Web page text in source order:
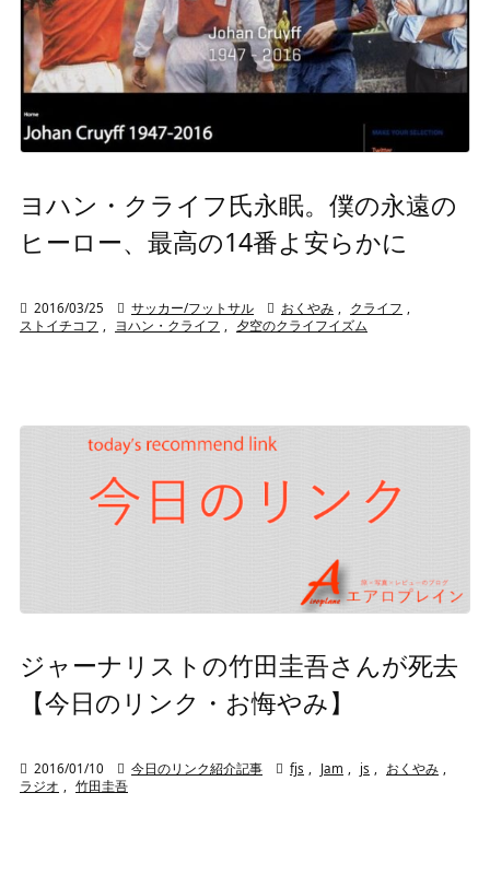
ヨハン・クライフ氏永眠。僕の永遠の
ヒーロー、最高の14番よ安らかに
 2016/03/25  サッカー/フットサル  おくやみ クライフ
ストイチコフ
ヨハン・クライフ 夕空のクライフイズム
ジャーナリストの竹田圭吾さんが死去
【今日のリンク・お悔やみ】
 2016/01/10  今日のリンク紹介記事  fjs , Jam , js , おくやみ ,
ラジオ , 竹田圭吾